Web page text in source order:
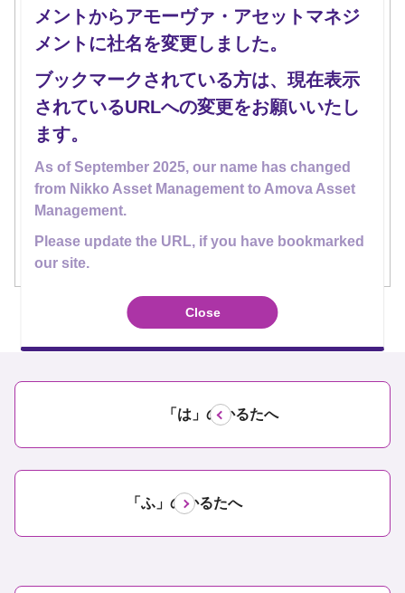
したら？
…想像するだけでヒヤっとしますよね。
ひとつの銘柄や資産だけに投資をしていたら何かあ
ったときのリスクは大きい。
リスクは分散して取るのが大事です。
そして投信は、この分散投資に適した金融商品なの
です。
今回の資産運用川柳かるたは、分散投資の大切さを
お伝えする一句でした。
「は」のかるたへ
「ふ」のかるたへ
メントからアモーヴァ・アセットマネジ
メントに社名を変更しました。
ブックマークされている方は、現在表示
されているURLへの変更をお願いいたし
ます。
As of September 2025, our name has changed
from Nikko Asset Management to Amova Asset
Management.
Please update the URL, if you have bookmarked
our site.
Close